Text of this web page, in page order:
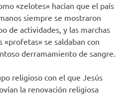
«zelotes» hacían que el país
siempre se mostraron
de actividades, y las marchas
se saldaban con
derramamiento de sangre.
religioso con el que Jesús
la renovación religiosa